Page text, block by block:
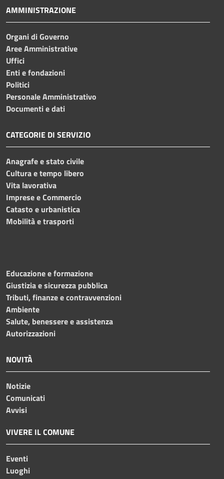
AMMINISTRAZIONE
Organi di Governo
Aree Amministrative
Uffici
Enti e fondazioni
Politici
Personale Amministrativo
Documenti e dati
CATEGORIE DI SERVIZIO
Anagrafe e stato civile
Cultura e tempo libero
Vita lavorativa
Imprese e Commercio
Catasto e urbanistica
Mobilità e trasporti
Educazione e formazione
Giustizia e sicurezza pubblica
Tributi, finanze e contravvenzioni
Ambiente
Salute, benessere e assistenza
Autorizzazioni
NOVITÀ
Notizie
Comunicati
Avvisi
VIVERE IL COMUNE
Eventi
Luoghi